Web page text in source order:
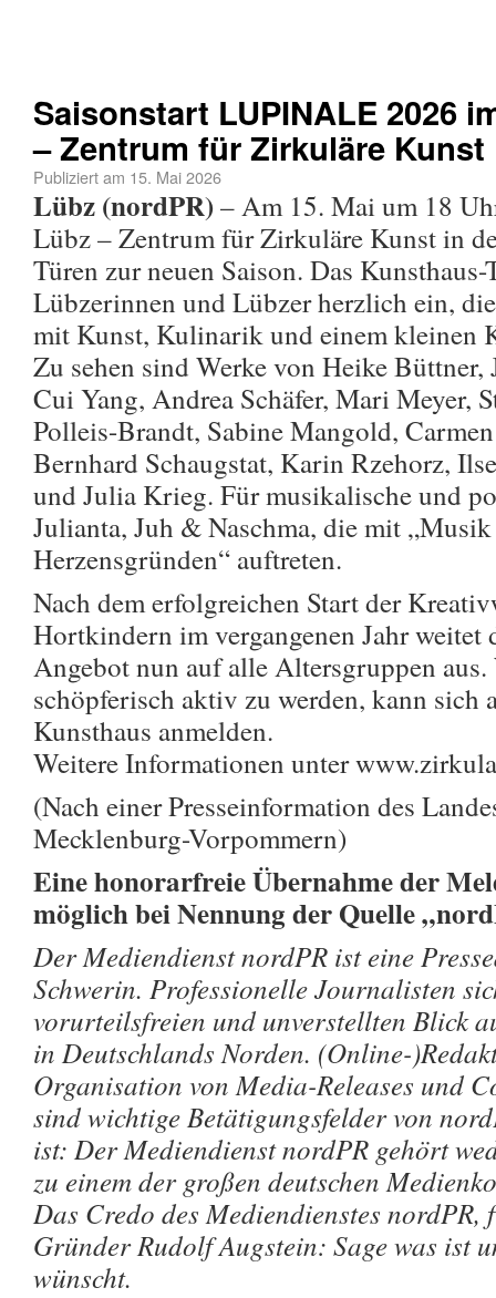
Saisonstart LUPINALE 2026
– Zentrum für Zirkuläre Kunst
Publiziert am 15. Mai 2026
Lübz (nordPR)– Am 15. Mai um 18
Lübz – Zentrum für Zirkuläre Kunst in
Türen zur neuen Saison. Das Kunsthaus-
Lübzerinnen und Lübzer herzlich ein,
mit Kunst, Kulinarik und einem kleinen
Zu sehen sind Werke von Heike Büttner,
Cui Yang, Andrea Schäfer, Mari Meyer,
Polleis-Brandt, Sabine Mangold,
Bernhard Schaugstat, Karin Rzehorz,
und Julia Krieg. Für musikalische und
Julianta, Juh & Naschma, die mit
Herzensgründen“ auftreten.
Nach dem erfolgreichen Start der
Hortkindern im vergangenen Jahr weitet
Angebot nun auf alle Altersgruppen aus.
schöpferisch aktiv zu werden, kann sich
Kunsthaus anmelden.
Weitere Informationen unter
(Nach einer Presseinformation des
Mecklenburg-Vorpommern)
Eine honorarfreie Übernahme der
möglich bei Nennung der Quelle
Der Mediendienst nordPR ist eine
Schwerin. Professionelle Journalisten
vorurteilsfreien und unverstellten Blick
in Deutschlands Norden. (Online-
Organisation von Media-Releases und
sind wichtige Betätigungsfelder von
ist: Der Mediendienst nordPR gehört
zu einem der großen deutschen
Das Credo des Mediendienstes nordPR,
Gründer Rudolf Augstein: Sage was ist
wünscht.